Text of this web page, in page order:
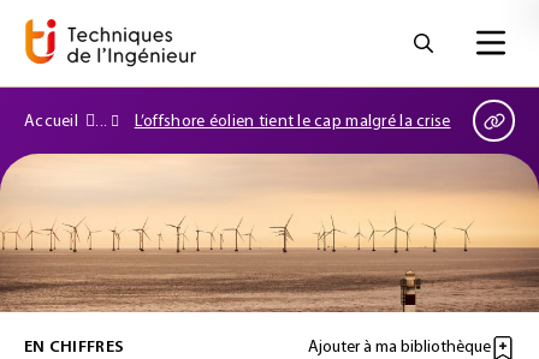
Accueil L’offshore éolien tient le cap malgré la crise
EN CHIFFRES Ajouter à ma bibliothèque